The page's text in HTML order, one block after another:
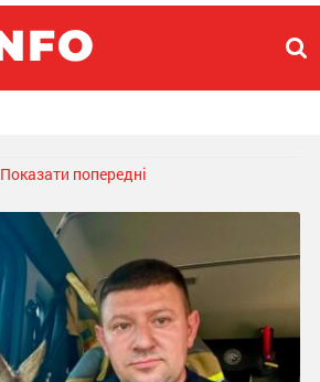
Показати попередні